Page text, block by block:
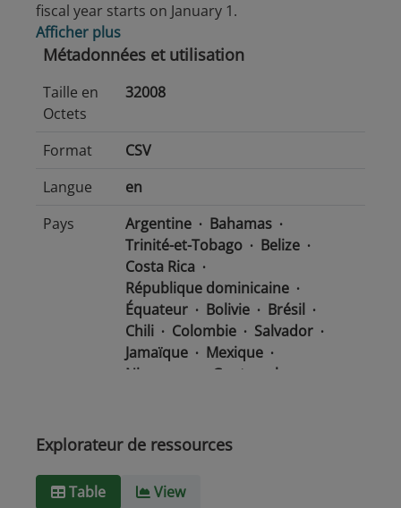
fiscal year starts on January 1.
Afficher plus
Métadonnées et utilisation
Taille en
Octets
32008
Format
CSV
Langue
en
Pays
Argentine
Bahamas
Trinité-et-Tobago
Belize
Costa Rica
République dominicaine
Équateur
Bolivie
Brésil
Chili
Colombie
Salvador
Jamaïque
Mexique
Nicaragua
Guatemala
Venezuela
Barbade
Type de
text/csv
Explorateur de ressources
Table View